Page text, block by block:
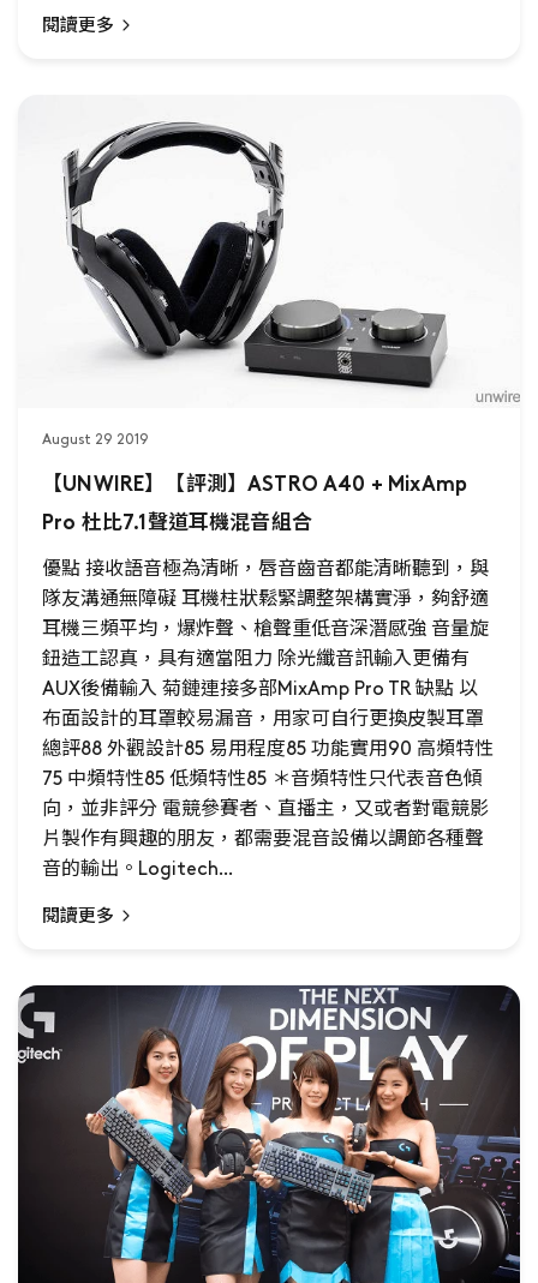
閱讀更多
August 29 2019
【UNWIRE】【評測】ASTRO A40 + MixAmp
Pro 杜比7.1聲道耳機混音組合
優點 接收語音極為清晰，唇音齒音都能清晰聽到，與
隊友溝通無障礙 耳機柱狀鬆緊調整架構實淨，夠舒適
耳機三頻平均，爆炸聲、槍聲重低音深潛感強 音量旋
鈕造工認真，具有適當阻力 除光纖音訊輸入更備有
AUX後備輸入 菊鏈連接多部MixAmp Pro TR 缺點 以
布面設計的耳罩較易漏音，用家可自行更換皮製耳罩
總評88 外觀設計85 易用程度85 功能實用90 高頻特性
75 中頻特性85 低頻特性85 ＊音頻特性只代表音色傾
向，並非評分 電競參賽者、直播主，又或者對電競影
片製作有興趣的朋友，都需要混音設備以調節各種聲
音的輸出。Logitech...
閱讀更多